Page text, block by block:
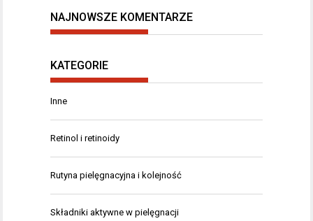
NAJNOWSZE KOMENTARZE
KATEGORIE
Inne
Retinol i retinoidy
Rutyna pielęgnacyjna i kolejność
Składniki aktywne w pielęgnacji